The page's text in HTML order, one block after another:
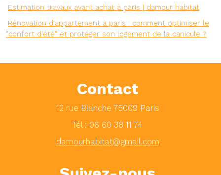
Estimation travaux avant achat à paris | damour habitat
Rénovation d'appartement à paris : comment optimiser le
"confort d'été" et protéger son logement de la canicule ?
Contact
12 rue Blanche 75009 Paris
Tél : 06 60 38 11 74
damourhabitat@gmail.com